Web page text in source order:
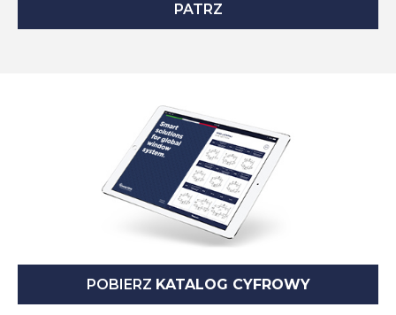
PATRZ
POBIERZ KATALOG CYFROWY